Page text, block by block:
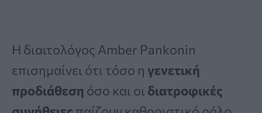
Η διαιτολόγος Amber Pankonin
επισημαίνει ότι τόσο η γενετική
προδιάθεση όσο και οι διατροφικές